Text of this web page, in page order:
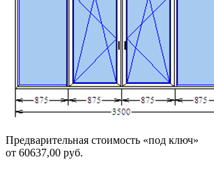
Предварительная стоимость «под ключ»
от 60637,00 руб.